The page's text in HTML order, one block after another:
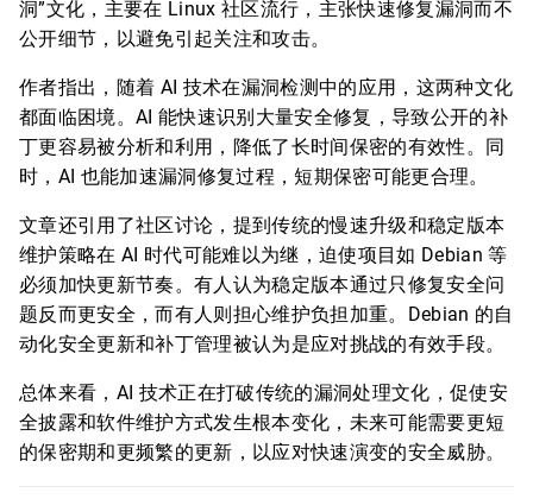
洞”文化，主要在 Linux 社区流行，主张快速修复漏洞而不
公开细节，以避免引起关注和攻击。
作者指出，随着 AI 技术在漏洞检测中的应用，这两种文化
都面临困境。AI 能快速识别大量安全修复，导致公开的补
丁更容易被分析和利用，降低了长时间保密的有效性。同
时，AI 也能加速漏洞修复过程，短期保密可能更合理。
文章还引用了社区讨论，提到传统的慢速升级和稳定版本
维护策略在 AI 时代可能难以为继，迫使项目如 Debian 等
必须加快更新节奏。有人认为稳定版本通过只修复安全问
题反而更安全，而有人则担心维护负担加重。Debian 的自
动化安全更新和补丁管理被认为是应对挑战的有效手段。
总体来看，AI 技术正在打破传统的漏洞处理文化，促使安
全披露和软件维护方式发生根本变化，未来可能需要更短
的保密期和更频繁的更新，以应对快速演变的安全威胁。